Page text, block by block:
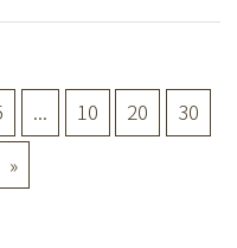
... 10 20
30
»